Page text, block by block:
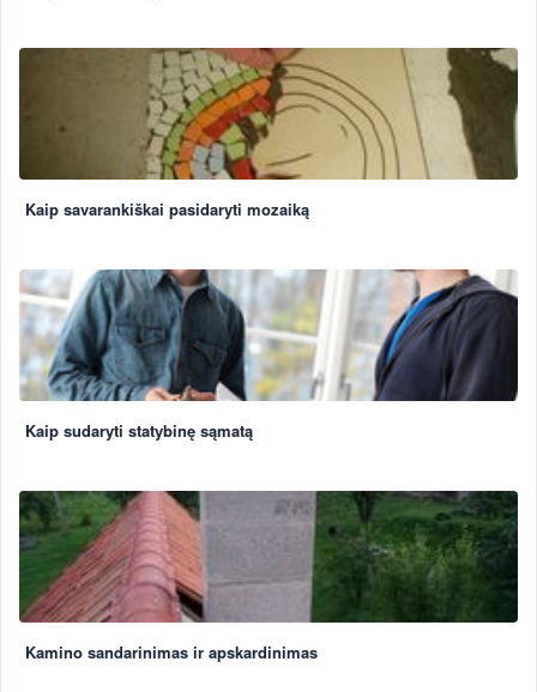
Kaip savarankiškai pasidaryti mozaiką
Kaip sudaryti statybinę sąmatą
Kamino sandarinimas ir apskardinimas